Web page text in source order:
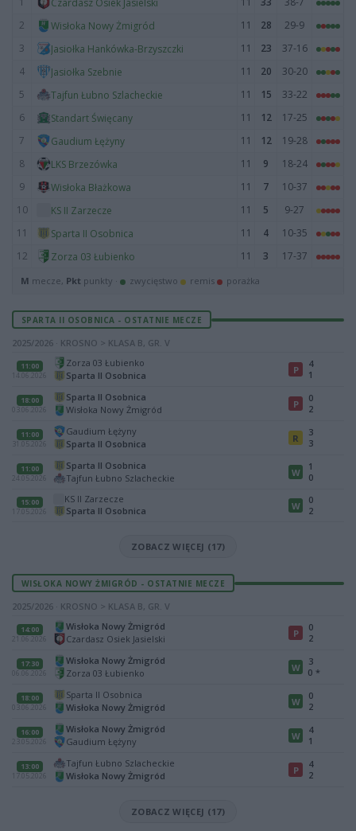
2
Wisłoka Nowy Żmigród 11 28
29-9
3
Jasiołka Hankówka-Brzyszczki 11 23
37-16
4
Jasiołka Szebnie 11 20
30-20
5
Tajfun Łubno Szlacheckie 11 15
33-22
6
Standart Święcany 11 12
17-25
7
Gaudium Łężyny 11 12
19-28
8
LKS Brzezówka 11 9
18-24
9
Wisłoka Błażkowa 11 7
10-37
10
KS II Zarzecze 11 5
9-27
11
Sparta II Osobnica 11 4
10-35
12
Zorza 03 Łubienko 11 3 17-37
M mecze, Pkt punkty · zwycięstwo remis porażka
SPARTA II OSOBNICA - OSTATNIE MECZE
2025/2026 · KROSNO > KLASA B, GR. V
11:00
14.06.2026
Zorza 03 Łubienko
Sparta II Osobnica
P
4
1
18:00
03.06.2026
Sparta II Osobnica
Wisłoka Nowy Żmigród
P
0
2
11:00
31.05.2026
Gaudium Łężyny
Sparta II Osobnica
R
3
3
11:00
24.05.2026
Sparta II Osobnica
Tajfun Łubno Szlacheckie
W
1
0
15:00
17.05.2026
KS II Zarzecze
Sparta II Osobnica
W
0
2
ZOBACZ WIĘCEJ (17)
WISŁOKA NOWY ŻMIGRÓD - OSTATNIE MECZE
2025/2026 · KROSNO > KLASA B, GR. V
14:00
21.06.2026
Wisłoka Nowy Żmigród
Czardasz Osiek Jasielski
P
0
2
17:30
06.06.2026
Wisłoka Nowy Żmigród
Zorza 03 Łubienko
W
3
0 *
18:00
03.06.2026
Sparta II Osobnica
Wisłoka Nowy Żmigród
W
0
2
16:00
23.05.2026
Wisłoka Nowy Żmigród
Gaudium Łężyny
W
4
1
13:00
17.05.2026
Tajfun Łubno Szlacheckie
Wisłoka Nowy Żmigród
P
4
2
ZOBACZ WIĘCEJ (17)